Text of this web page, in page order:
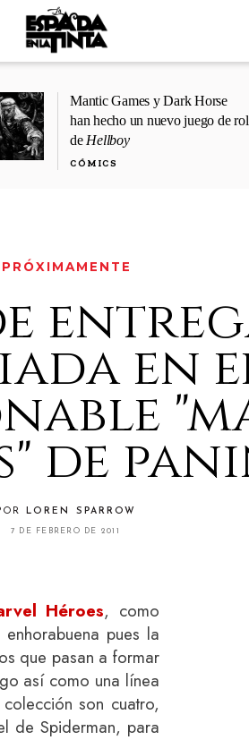
Mantic Games y Dark Horse
han hecho un nuevo juego de rol
de Hellboy
CÓMICS
PRÓXIMAMENTE
en
de
LOREN SPARROW
7 DE FEBRERO DE 2011
Héroes, como
pues la
que pasan a formar
así como una línea
son cuatro,
de Spiderman, para